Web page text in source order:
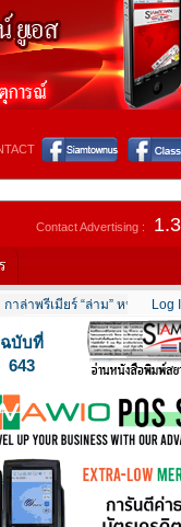
Contact Advertising :
กาล่าพรีเมียร์ “ล่าม” หนังสะท้อนชี
Log
ฉบับที่
643